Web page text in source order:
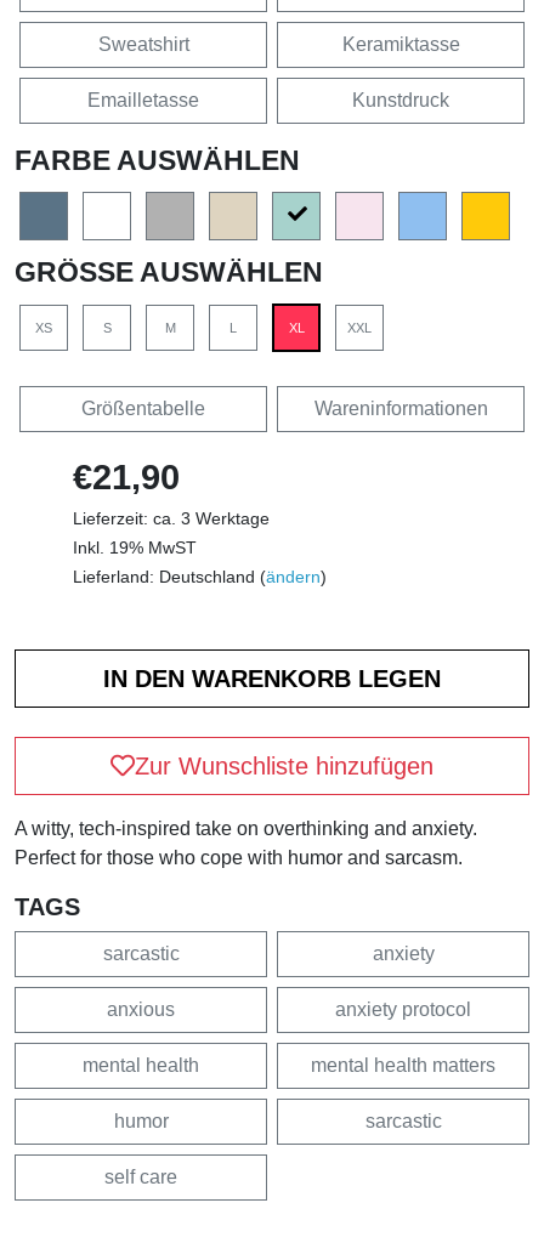
Sweatshirt Keramiktasse
Emailletasse Kunstdruck
FARBE AUSWÄHLEN
GRÖSSE AUSWÄHLEN
XS S M L XL XXL
Größentabelle Wareninformationen
€21,90
Lieferzeit: ca. 3 Werktage
Inkl. 19% MwST
Lieferland: Deutschland (ändern)
Zur Wunschliste hinzufügen
A witty, tech-inspired take on overthinking and anxiety.
Perfect for those who cope with humor and sarcasm.
TAGS
sarcastic anxiety
anxious anxiety protocol
mental health mental health matters
humor sarcastic
self care